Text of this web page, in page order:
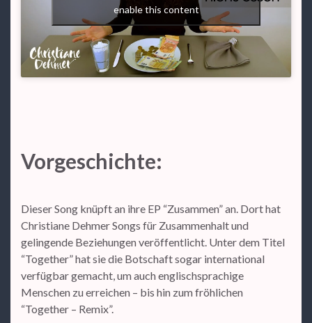
enable this content
Vorgeschichte:
Dieser Song knüpft an ihre EP “Zusammen” an. Dort hat
Christiane Dehmer Songs für Zusammenhalt und
gelingende Beziehungen veröffentlicht. Unter dem Titel
“Together” hat sie die Botschaft sogar international
verfügbar gemacht, um auch englischsprachige
Menschen zu erreichen – bis hin zum fröhlichen
“Together – Remix”.